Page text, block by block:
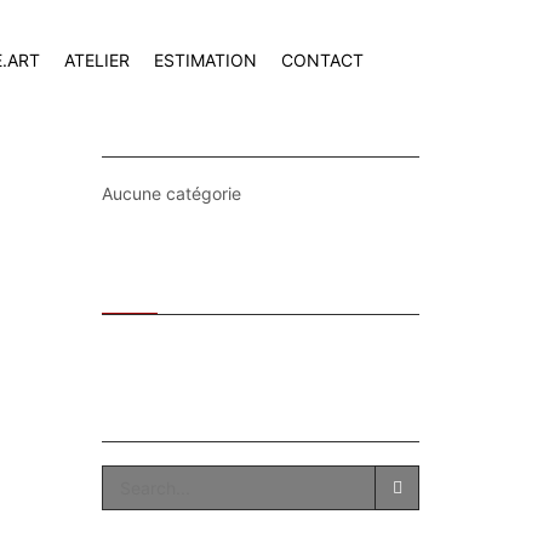
ATELIER ESTIMATION CONTACT
Aucune catégorie